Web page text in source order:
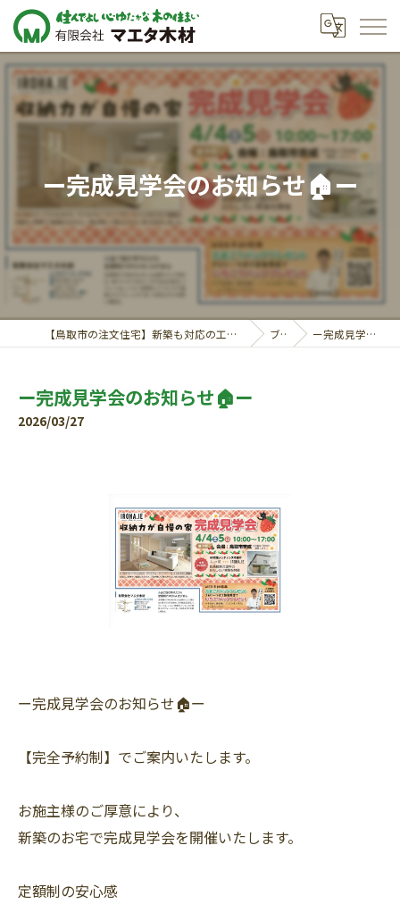
ー完成見学会のお知らせ🏠ー
【鳥取市の注文住宅】新築も対応の工務店｜価格相談受付中｜有限会社マエタ木材 ブログ ー完成見学会のお知らせ🏠ー
ー完成見学会のお知らせ🏠ー
2026/03/27
ー完成見学会のお知らせ🏠ー
【完全予約制】でご案内いたします。
お施主様のご厚意により、
新築のお宅で完成見学会を開催いたします。
定額制の安心感